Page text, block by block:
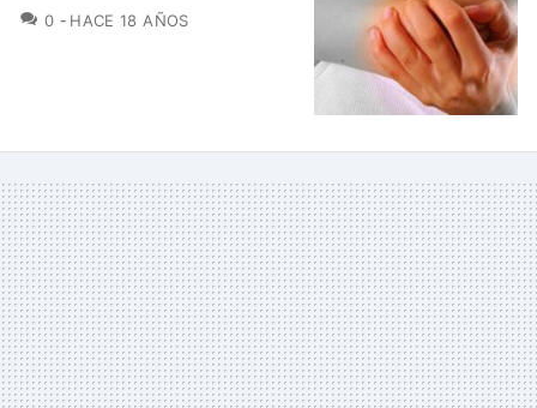
0 COMENTARIOS
HACE 18 AÑOS